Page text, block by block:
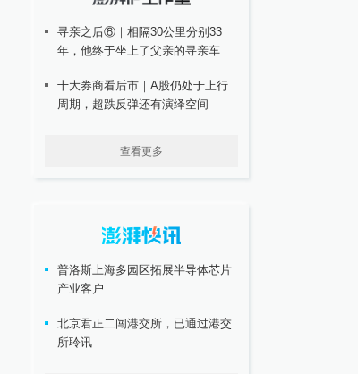
寻亲之后⑥｜相隔30公里分别33
年，他终于坐上了父亲的寻亲车
十大券商看后市｜A股仍处于上行
周期，超跌反弹还有演绎空间
查看更多
普洛斯上海多园区拓展半导体芯片
产业客户
北京君正二闯港交所，已通过港交
所聆讯